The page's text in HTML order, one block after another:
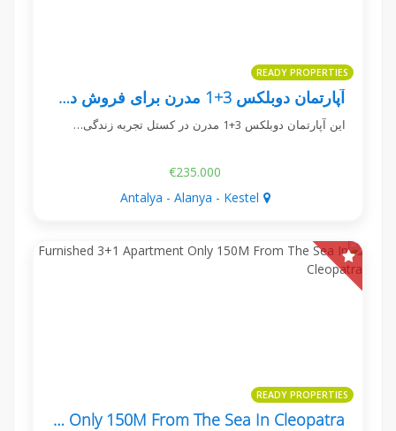
READY PROPERTIES
آپارتمان دوبلکس 3+1 مدرن برای فروش در کستل - پی‌آ رویال ریزیدنس
این آپارتمان دوبلکس 3+1 مدرن در کستل تجربه زندگی…
€235.000
Antalya - Alanya - Kestel
READY PROPERTIES
Furnished 3+1 Apartment Only 150M From The Sea In Cleopatra